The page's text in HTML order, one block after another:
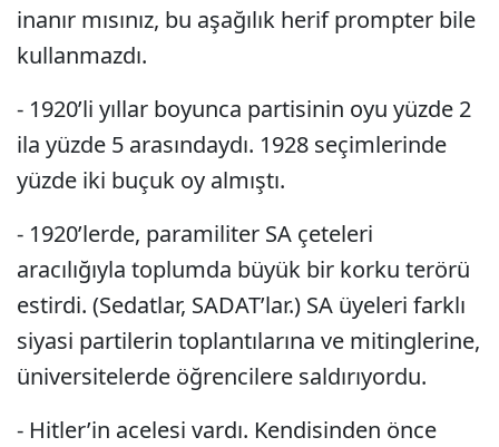
inanır mısınız, bu aşağılık herif prompter bile
kullanmazdı.
- 1920’li yıllar boyunca partisinin oyu yüzde 2
ila yüzde 5 arasındaydı. 1928 seçimlerinde
yüzde iki buçuk oy almıştı.
- 1920’lerde, paramiliter SA çeteleri
aracılığıyla toplumda büyük bir korku terörü
estirdi. (Sedatlar, SADAT’lar.) SA üyeleri farklı
siyasi partilerin toplantılarına ve mitinglerine,
üniversitelerde öğrencilere saldırıyordu.
- Hitler’in acelesi vardı. Kendisinden önce